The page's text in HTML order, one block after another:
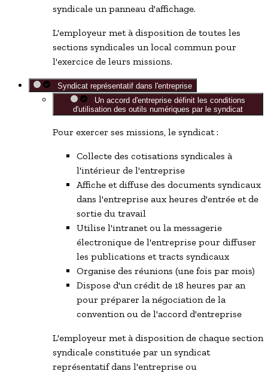
syndicale un panneau d'affichage.
L'employeur met à disposition de toutes les
sections syndicales un local commun pour
l'exercice de leurs missions.
Syndicat représentatif dans l'entreprise
Un accord d'entreprise définit les conditions
d'utilisation des outils numériques par le syndicat
Pour exercer ses missions, le syndicat :
Collecte des cotisations syndicales à
l'intérieur de l'entreprise
Affiche et diffuse des documents syndicaux
dans l'entreprise aux heures d'entrée et de
sortie du travail
Utilise l'intranet ou la messagerie
électronique de l'entreprise pour diffuser
les publications et tracts syndicaux
Organise des réunions (une fois par mois)
Dispose d'un crédit de 18 heures par an
pour préparer la négociation de la
convention ou de l'accord d'entreprise
L'employeur met à disposition de chaque section
syndicale constituée par un syndicat
représentatifdans l'entreprise ou